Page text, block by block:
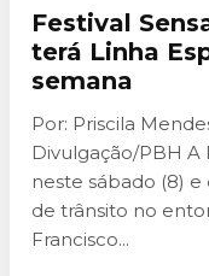
Festival
terá Linha
semana
Por: Priscila
Divulgação/PBH
neste sábado (8)
de trânsito no
Francisco...